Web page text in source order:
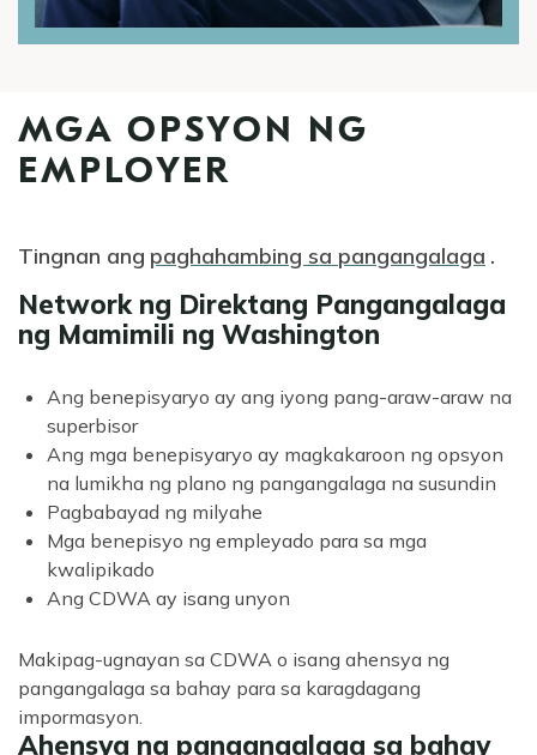
MGA OPSYON NG
EMPLOYER
Tingnan ang paghahambing sa pangangalaga .
Network ng Direktang Pangangalaga
ng Mamimili ng Washington
Ang benepisyaryo ay ang iyong pang-araw-araw na
superbisor
Ang mga benepisyaryo ay magkakaroon ng opsyon
na lumikha ng plano ng pangangalaga na susundin
Pagbabayad ng milyahe
Mga benepisyo ng empleyado para sa mga
kwalipikado
Ang CDWA ay isang unyon
Makipag-ugnayan sa CDWA o isang ahensya ng
pangangalaga sa bahay para sa karagdagang
impormasyon.
Ahensya ng pangangalaga sa bahay